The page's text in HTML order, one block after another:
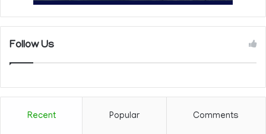
Follow Us
Recent Popular Comments